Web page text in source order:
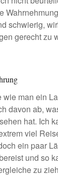
schwierig,
gerecht zu
wie man ein
davon ab,
hat. Ich
viel
ein paar
und so
zu